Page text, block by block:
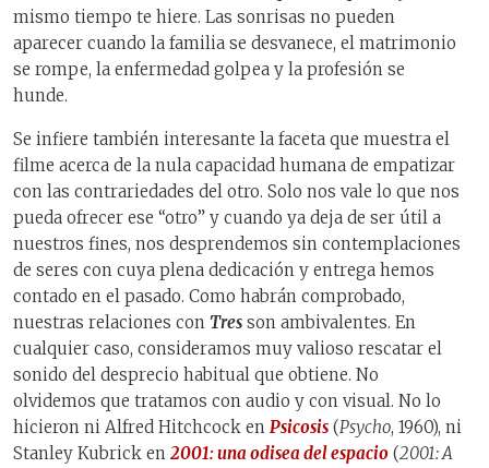
mismo tiempo te hiere. Las sonrisas no pueden
aparecer cuando la familia se desvanece, el matrimonio
se rompe, la enfermedad golpea y la profesión se
hunde.
Se infiere también interesante la faceta que muestra el
filme acerca de la nula capacidad humana de empatizar
con las contrariedades del otro. Solo nos vale lo que nos
pueda ofrecer ese “otro” y cuando ya deja de ser útil a
nuestros fines, nos desprendemos sin contemplaciones
de seres con cuya plena dedicación y entrega hemos
contado en el pasado. Como habrán comprobado,
nuestras relaciones con Tres son ambivalentes. En
cualquier caso, consideramos muy valioso rescatar el
sonido del desprecio habitual que obtiene. No
olvidemos que tratamos con audio y con visual. No lo
hicieron ni Alfred Hitchcock en Psicosis (Psycho, 1960), ni
Stanley Kubrick en 2001: una odisea del espacio (2001: A